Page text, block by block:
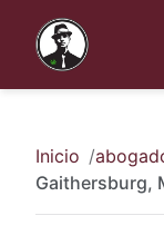
Inicio
Gaithersburg,